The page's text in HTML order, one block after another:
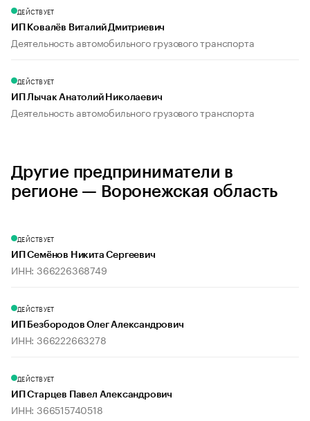
ДЕЙСТВУЕТ
ИП Ковалёв Виталий Дмитриевич
Деятельность автомобильного грузового транспорта
ДЕЙСТВУЕТ
ИП Лычак Анатолий Николаевич
Деятельность автомобильного грузового транспорта
Другие предприниматели в
регионе — Воронежская область
ДЕЙСТВУЕТ
ИП Семёнов Никита Сергеевич
ИНН: 366226368749
ДЕЙСТВУЕТ
ИП Безбородов Олег Александрович
ИНН: 366222663278
ДЕЙСТВУЕТ
ИП Старцев Павел Александрович
ИНН: 366515740518